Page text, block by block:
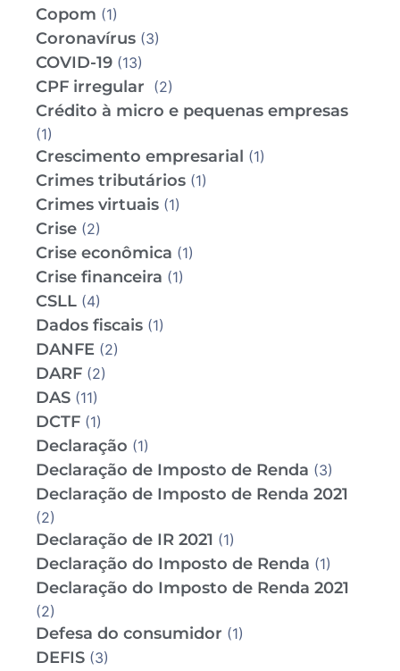
Copom (1)
Coronavírus (3)
COVID-19 (13)
CPF irregular (2)
Crédito à micro e pequenas empresas
(1)
Crescimento empresarial (1)
Crimes tributários (1)
Crimes virtuais (1)
Crise (2)
Crise econômica (1)
Crise financeira (1)
CSLL (4)
Dados fiscais (1)
DANFE (2)
DARF (2)
DAS (11)
DCTF (1)
Declaração (1)
Declaração de Imposto de Renda (3)
Declaração de Imposto de Renda 2021
(2)
Declaração de IR 2021 (1)
Declaração do Imposto de Renda (1)
Declaração do Imposto de Renda 2021
(2)
Defesa do consumidor (1)
DEFIS (3)